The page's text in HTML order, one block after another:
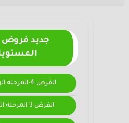
جديد فروض
الفرض 4-المرحلة الرابعة
الفرض 3-المرحلة الثالثة